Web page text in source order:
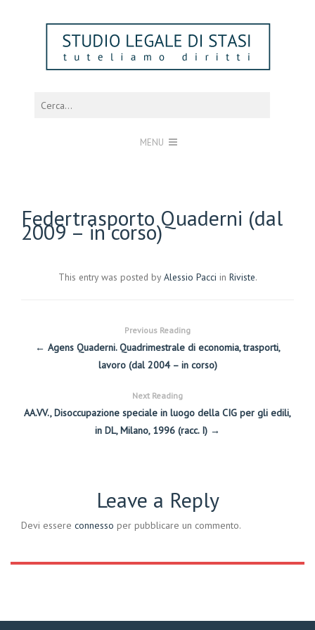
MENU
Federtrasporto Quaderni (dal
2009 – in corso)
This entry was posted by Alessio Pacci in Riviste.
Previous Reading
← Agens Quaderni. Quadrimestrale di economia, trasporti,
lavoro (dal 2004 – in corso)
Next Reading
AA.VV., Disoccupazione speciale in luogo della CIG per gli edili,
in DL, Milano, 1996 (racc. I) →
Leave a Reply
Devi essere connesso per pubblicare un commento.